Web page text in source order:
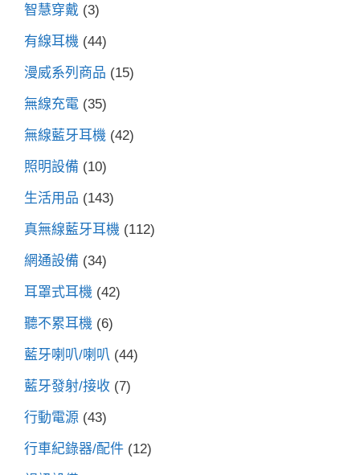
智慧穿戴 (3)
有線耳機 (44)
漫威系列商品 (15)
無線充電 (35)
無線藍牙耳機 (42)
照明設備 (10)
生活用品 (143)
真無線藍牙耳機 (112)
網通設備 (34)
耳罩式耳機 (42)
聽不累耳機 (6)
藍牙喇叭/喇叭 (44)
藍牙發射/接收 (7)
行動電源 (43)
行車紀錄器/配件 (12)